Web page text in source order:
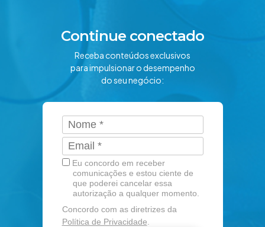
Continue conectado
Receba conteúdos exclusivos
para impulsionar o desempenho
do seu negócio:
Eu concordo em receber
comunicações e estou ciente de
que poderei cancelar essa
autorização a qualquer momento.
Concordo com as diretrizes da
Política de Privacidade